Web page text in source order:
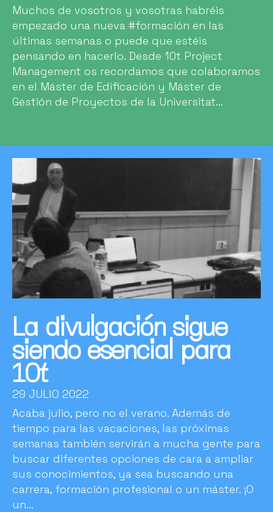
Muchos de vosotros y vosotras habréis
empezado una nueva #formación en las
últimas semanas o puede que estéis
pensando en hacerlo. Desde 10t Project
Management os recordamos que colaboramos
en el Máster de Edificación y Máster de
Gestión de Proyectos de la Universitat...
La divulgación sigue
siendo esencial para
10t
29 JULIO 2022
Acaba julio, pero no el verano. Además de
tiempo para las vacaciones, las próximas
semanas también servirán a mucha gente para
buscar diferentes opciones de cara a ampliar
sus conocimientos, ya sea buscando una
carrera, formación profesional o un máster. ¡O
un...